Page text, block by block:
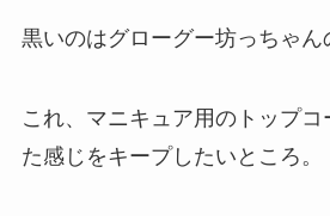
黒いのはグローグー坊っちゃん
これ、マニキュア用のトップ
た感じをキープしたいところ。